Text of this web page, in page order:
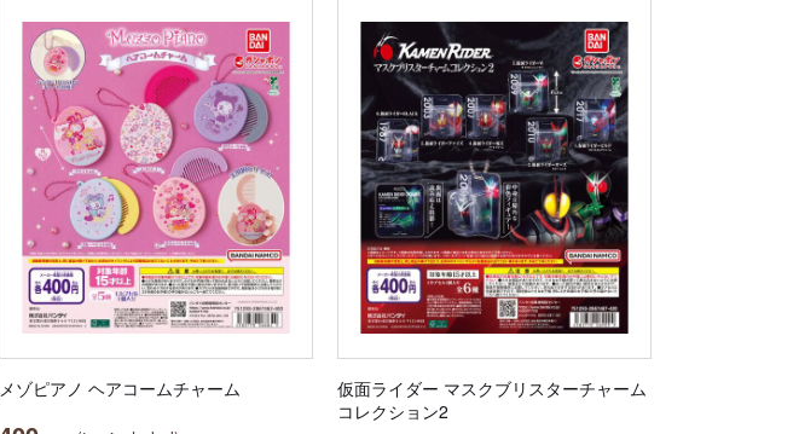
メゾピアノ ヘアコームチャーム
仮面ライダー マスクブリスターチャーム
コレクション2